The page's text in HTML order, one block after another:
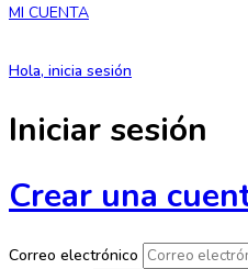
MI CUENTA
Hola, inicia sesión
Iniciar sesión
Crear una
Correo electrónico